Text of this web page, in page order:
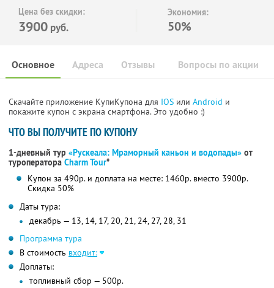
Цена без скидки:
3900 руб.
Экономия:
50%
Основное Отзывы Вопросы по акции
Адреса
Скачайте приложение КупиКупона для IOS или Android и
покажите купон с экрана смартфона. Это удобно :)
ЧТО ВЫ ПОЛУЧИТЕ ПО КУПОНУ
1-дневный тур «Рускеала: Мраморный каньон и водопады» от
туроператора Charm Tour*
Купон за 490р. и доплата на месте: 1460р. вместо 3900р.
Скидка 50%
Даты тура:
декабрь — 13, 14, 17, 20, 21, 24, 27, 28, 31
Программа тура
В стоимость входит:
Доплаты:
топливный сбор — 500р.